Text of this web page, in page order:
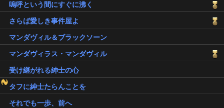
嗚呼という間にすぐに沸く
さらば愛しき事件屋よ
マンダヴィル＆ブラックソーン
マンダヴィラス・マンダヴィル
受け継がれる紳士の心
タフに紳士たらんことを
それでも一歩、前へ